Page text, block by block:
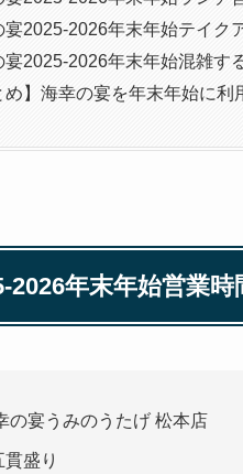
宴2025-2026年末年始テイク
宴2025-2026年末年始混雑す
め】海幸の宴を年末年始に
2026年末年始営業
の宴うみのうたげ 松本店
盛り